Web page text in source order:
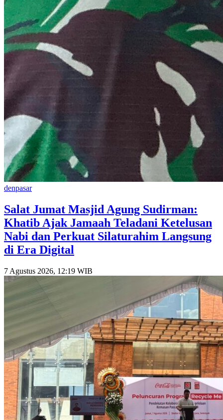
denpasar
Salat Jumat Masjid Agung Sudirman:
Khatib Ajak Jamaah Teladani Ketelusan
Nabi dan Perkuat Silaturahim Langsung
di Era Digital
7 Agustus 2026, 12:19 WIB